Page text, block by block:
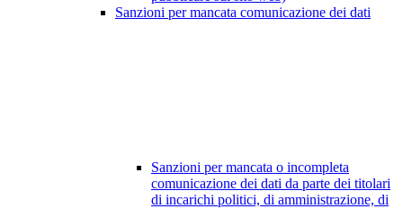
Sanzioni per mancata comunicazione dei dati
Sanzioni per mancata o incompleta
comunicazione dei dati da parte dei titolari
di incarichi politici, di amministrazione, di